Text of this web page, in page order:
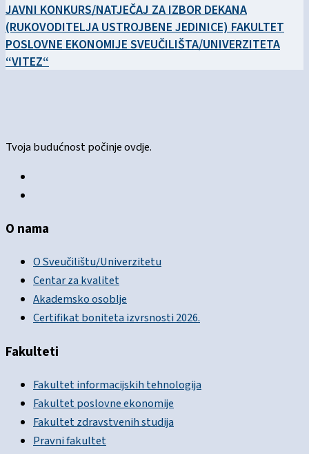
JAVNI KONKURS/NATJEČAJ ZA IZBOR DEKANA
(RUKOVODITELJA USTROJBENE JEDINICE) FAKULTET
POSLOVNE EKONOMIJE SVEUČILIŠTA/UNIVERZITETA
“VITEZ“
Tvoja budućnost počinje ovdje.
O nama
O Sveučilištu/Univerzitetu
Centar za kvalitet
Akademsko osoblje
Certifikat boniteta izvrsnosti 2026.
Fakulteti
Fakultet informacijskih tehnologija
Fakultet poslovne ekonomije
Fakultet zdravstvenih studija
Pravni fakultet